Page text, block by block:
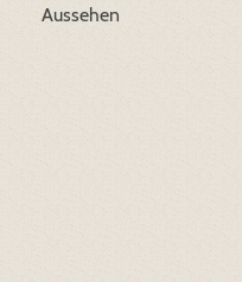
Aussehen